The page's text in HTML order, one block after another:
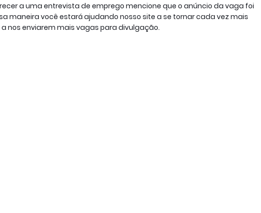
a uma entrevista de emprego mencione que o anúncio da vaga foi
maneira você estará ajudando nosso site a se tornar cada vez mais
nos enviarem mais vagas para divulgação.